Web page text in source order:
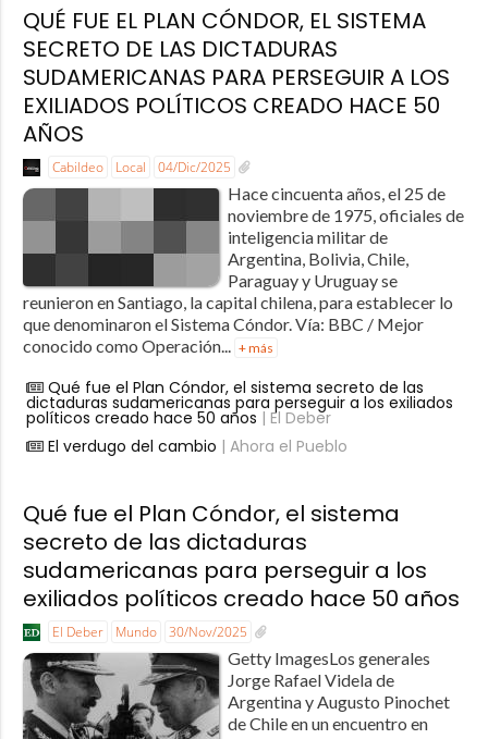
QUÉ FUE EL PLAN CÓNDOR, EL SISTEMA
SECRETO DE LAS DICTADURAS
SUDAMERICANAS PARA PERSEGUIR A LOS
EXILIADOS POLÍTICOS CREADO HACE 50
AÑOS
Cabildeo Local 04/Dic/2025
Hace cincuenta años, el 25 de
noviembre de 1975, oficiales de
inteligencia militar de
Argentina, Bolivia, Chile,
Paraguay y Uruguay se
reunieron en Santiago, la capital chilena, para establecer lo
que denominaron el Sistema Cóndor. Vía: BBC / Mejor
conocido como Operación... + más
Qué fue el Plan Cóndor, el sistema secreto de las
dictaduras sudamericanas para perseguir a los exiliados
políticos creado hace 50 años | El Deber
El verdugo del cambio | Ahora el Pueblo
Qué fue el Plan Cóndor, el sistema
secreto de las dictaduras
sudamericanas para perseguir a los
exiliados políticos creado hace 50 años
El Deber Mundo 30/Nov/2025
Getty ImagesLos generales
Jorge Rafael Videla de
Argentina y Augusto Pinochet
de Chile en un encuentro en